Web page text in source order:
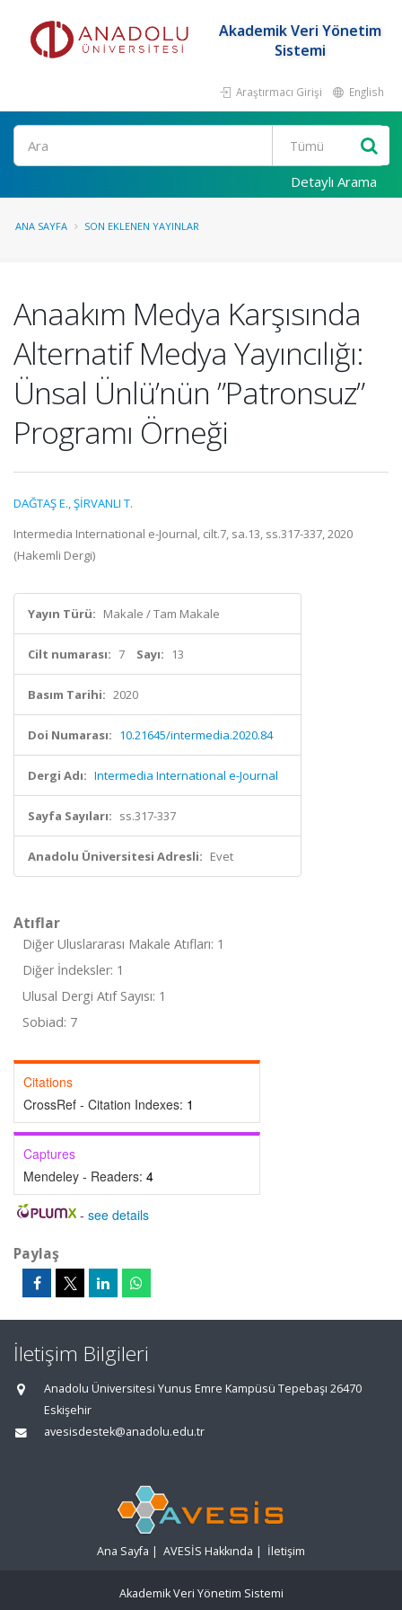
Akademik Veri Yönetim
Sistemi
Araştırmacı Girişi English
Ara
Detaylı Arama
ANA SAYFA SON EKLENEN YAYINLAR
Anaakım Medya Karşısında
Alternatif Medya Yayıncılığı:
Ünsal Ünlü’nün ”Patronsuz”
Programı Örneği
DAĞTAŞ E.,ŞİRVANLI T.
Intermedia International e-Journal, cilt.7, sa.13, ss.317-337, 2020
(Hakemli Dergi)
Yayın Türü: Makale / Tam Makale
Cilt numarası: 7 Sayı: 13
Basım Tarihi: 2020
Doi Numarası: 10.21645/intermedia.2020.84
Dergi Adı: Intermedia International e-Journal
Sayfa Sayıları: ss.317-337
Anadolu Üniversitesi Adresli: Evet
Atıflar
Diğer Uluslararası Makale Atıfları: 1
Diğer İndeksler: 1
Ulusal Dergi Atıf Sayısı: 1
Sobiad: 7
Citations
CrossRef - Citation Indexes: 1
Captures
Mendeley - Readers: 4
- see details
Paylaş
İletişim Bilgileri
Anadolu Üniversitesi Yunus Emre Kampüsü Tepebaşı 26470
Eskişehir
avesisdestek@anadolu.edu.tr
Ana Sayfa | AVESİS Hakkında | İletişim
Akademik Veri Yönetim Sistemi